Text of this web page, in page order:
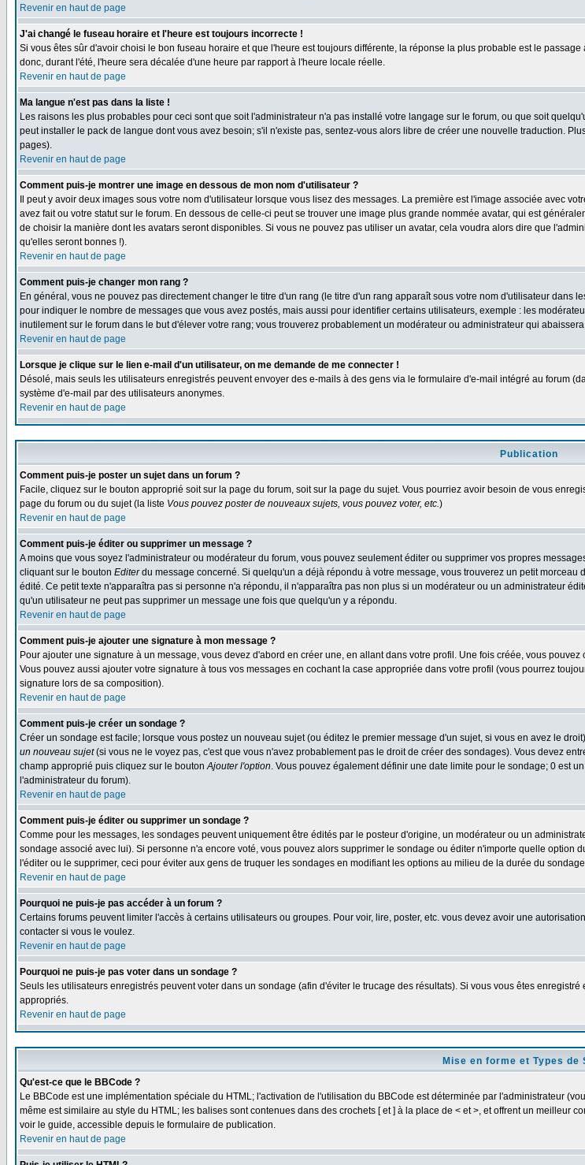
Revenir en haut de page
J'ai changé le fuseau horaire et l'heure est toujours incorrecte !
Si vous êtes sûr d'avoir choisi le bon fuseau horaire et que l'heure est toujours différente, la réponse la plus probable est le
donc, durant l'été, l'heure sera décalée d'une heure par rapport à l'heure locale réelle.
Revenir en haut de page
Ma langue n'est pas dans la liste !
Les raisons les plus probables pour ceci sont que soit l'administrateur n'a pas installé votre langage sur le forum, ou que soit
peut installer le pack de langue dont vous avez besoin; s'il n'existe pas, sentez-vous alors libre de créer une nouvelle traduction.
pages).
Revenir en haut de page
Comment puis-je montrer une image en dessous de mon nom d'utilisateur ?
Il peut y avoir deux images sous votre nom d'utilisateur lorsque vous lisez des messages. La première est l'image associée avec
avez fait ou votre statut sur le forum. En dessous de celle-ci peut se trouver une image plus grande nommée avatar, qui est
de choisir la manière dont les avatars seront disponibles. Si vous ne pouvez pas utiliser un avatar, cela voudra alors dire que
qu'elles seront bonnes !).
Revenir en haut de page
Comment puis-je changer mon rang ?
En général, vous ne pouvez pas directement changer le titre d'un rang (le titre d'un rang apparaît sous votre nom d'utilisateur
pour indiquer le nombre de messages que vous avez postés, mais aussi pour identifier certains utilisateurs, exemple : les
inutilement sur le forum dans le but d'élever votre rang; vous trouverez probablement un modérateur ou administrateur qui
Revenir en haut de page
Lorsque je clique sur le lien e-mail d'un utilisateur, on me demande de me connecter !
Désolé, mais seuls les utilisateurs enregistrés peuvent envoyer des e-mails à des gens via le formulaire d'e-mail intégré au forum
système d'e-mail par des utilisateurs anonymes.
Revenir en haut de page
Publication
Comment puis-je poster un sujet dans un forum ?
Facile, cliquez sur le bouton approprié soit sur la page du forum, soit sur la page du sujet. Vous pourriez avoir besoin de vous
page du forum ou du sujet (la liste Vous pouvez poster de nouveaux sujets, vous pouvez voter, etc.)
Revenir en haut de page
Comment puis-je éditer ou supprimer un message ?
A moins que vous soyez l'administrateur ou modérateur du forum, vous pouvez seulement éditer ou supprimer vos propres
cliquant sur le bouton Editerdu message concerné. Si quelqu'un a déjà répondu à votre message, vous trouverez un petit
édité. Ce petit texte n'apparaîtra pas si personne n'a répondu, il n'apparaîtra pas non plus si un modérateur ou un administrateur
qu'un utilisateur ne peut pas supprimer un message une fois que quelqu'un y a répondu.
Revenir en haut de page
Comment puis-je ajouter une signature à mon message ?
Pour ajouter une signature à un message, vous devez d'abord en créer une, en allant dans votre profil. Une fois créée, vous
Vous pouvez aussi ajouter votre signature à tous vos messages en cochant la case appropriée dans votre profil (vous pourrez
signature lors de sa composition).
Revenir en haut de page
Comment puis-je créer un sondage ?
Créer un sondage est facile; lorsque vous postez un nouveau sujet (ou éditez le premier message d'un sujet, si vous en avez le
un nouveau sujet(si vous ne le voyez pas, c'est que vous n'avez probablement pas le droit de créer des sondages). Vous devez
champ approprié puis cliquez sur le boutonAjouter l'option. Vous pouvez également définir une date limite pour le sondage; 0 est
l'administrateur du forum).
Revenir en haut de page
Comment puis-je éditer ou supprimer un sondage ?
Comme pour les messages, les sondages peuvent uniquement être édités par le posteur d'origine, un modérateur ou un
sondage associé avec lui). Si personne n'a encore voté, vous pouvez alors supprimer le sondage ou éditer n'importe quelle
l'éditer ou le supprimer, ceci pour éviter aux gens de truquer les sondages en modifiant les options au milieu de la durée du
Revenir en haut de page
Pourquoi ne puis-je pas accéder à un forum ?
Certains forums peuvent limiter l'accès à certains utilisateurs ou groupes. Pour voir, lire, poster, etc. vous devez avoir une
contacter si vous le voulez.
Revenir en haut de page
Pourquoi ne puis-je pas voter dans un sondage ?
Seuls les utilisateurs enregistrés peuvent voter dans un sondage (afin d'éviter le trucage des résultats). Si vous vous êtes
appropriés.
Revenir en haut de page
Mise en forme et Types de
Qu'est-ce que le BBCode ?
Le BBCode est une implémentation spéciale du HTML; l'activation de l'utilisation du BBCode est déterminée par l'administrateur
même est similaire au style du HTML; les balises sont contenues dans des crochets [ et ] à la place de < et >, et offrent un
voir le guide, accessible depuis le formulaire de publication.
Revenir en haut de page